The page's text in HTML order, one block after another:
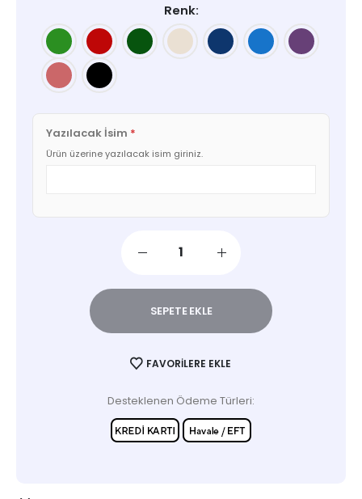
Renk
Yazılacak İsim *
Ürün üzerine yazılacak isim giriniz.
SEPETE EKLE
FAVORILERE EKLE
Desteklenen Ödeme Türleri: